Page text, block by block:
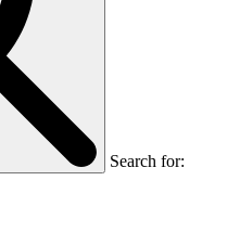
Search for: